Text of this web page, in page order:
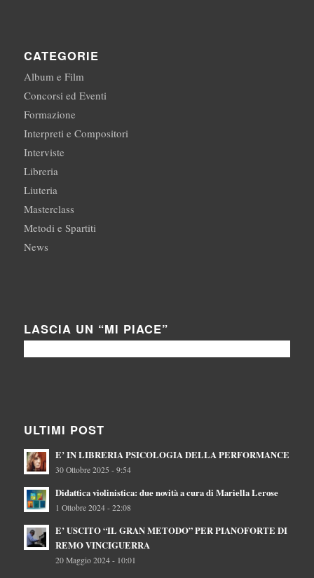
CATEGORIE
Album e Film
Concorsi ed Eventi
Formazione
Interpreti e Compositori
Interviste
Libreria
Liuteria
Masterclass
Metodi e Spartiti
News
LASCIA UN “MI PIACE”
ULTIMI POST
E’ IN LIBRERIA PSICOLOGIA DELLA PERFORMANCE
30 Ottobre 2025 - 9:54
Didattica violinistica: due novità a cura di Mariella Lerose
1 Ottobre 2024 - 22:08
E’ USCITO “IL GRAN METODO” PER PIANOFORTE DI
REMO VINCIGUERRA
20 Maggio 2024 - 10:01